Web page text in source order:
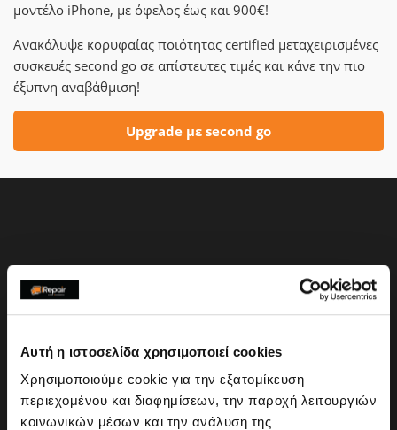
Αυτή η ιστοσελίδα χρησιμοποιεί cookies
Χρησιμοποιούμε cookie για την εξατομίκευση
περιεχομένου και διαφημίσεων, την παροχή λειτουργιών
κοινωνικών μέσων και την ανάλυση της
μοντέλο iPhone, με όφελος έως και 900€!
Ανακάλυψε κορυφαίας ποιότητας certified μεταχειρισμένες
συσκευές second go σε απίστευτες τιμές και κάνε την πιο
έξυπνη αναβάθμιση!
Upgrade με second go